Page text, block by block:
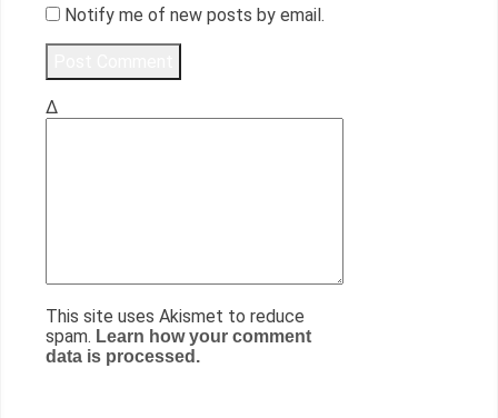
Notify me of new posts by email.
Δ
This site uses Akismet to reduce
spam. Learn how your comment
data is processed.